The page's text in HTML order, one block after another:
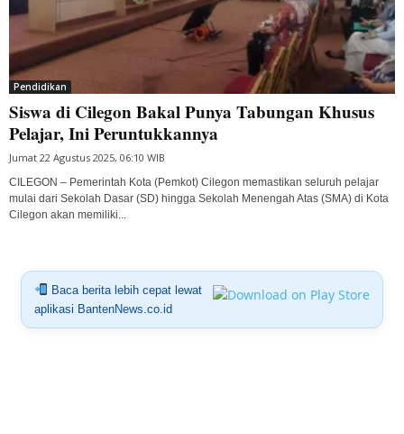
Pendidikan
Siswa di Cilegon Bakal Punya Tabungan Khusus
Pelajar, Ini Peruntukkannya
Jumat 22 Agustus 2025, 06:10 WIB
CILEGON – Pemerintah Kota (Pemkot) Cilegon memastikan seluruh pelajar
mulai dari Sekolah Dasar (SD) hingga Sekolah Menengah Atas (SMA) di Kota
Cilegon akan memiliki...
Baca berita lebih cepat lewat
aplikasi BantenNews.co.id